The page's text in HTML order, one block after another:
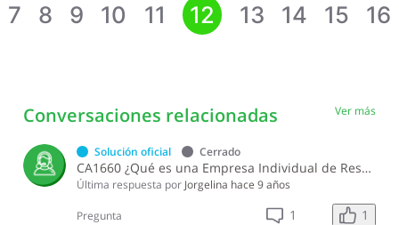
7 8 9 10 11 12 13 14 15 16
Conversaciones relacionadas Ver más
Solución oficial Cerrado
CA1660 ¿Qué es una Empresa Individual de Responsabilidad Limitada (EIRL)?
Última respuesta por Jorgelina hace 9 años
Pregunta 1 1